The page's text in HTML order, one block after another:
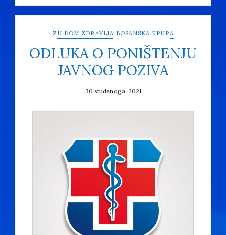
ZU DOM ZDRAVLJA BOSANSKA KRUPA
ODLUKA O PONIŠTENJU
JAVNOG POZIVA
30 studenoga, 2021